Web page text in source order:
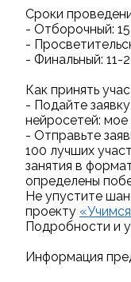
Сроки
- Отборочный:
-
- Финальный: 11-
Как принять
- Подайте
нейросетей:
- Отправьте
100 лучших
занятия в
определены
Не упустите
проекту
Подробности и
Информация